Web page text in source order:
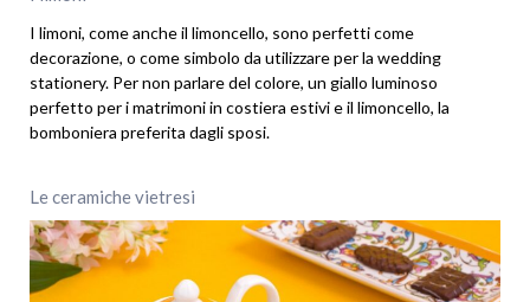
I limoni, come anche il limoncello, sono perfetti come
decorazione, o come simbolo da utilizzare per la wedding
stationery. Per non parlare del colore, un giallo luminoso
perfetto per i matrimoni in costiera estivi e il limoncello, la
bomboniera preferita dagli sposi.
Le ceramiche vietresi